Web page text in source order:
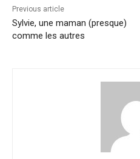
Previous article
Sylvie, une maman (presque)
comme les autres